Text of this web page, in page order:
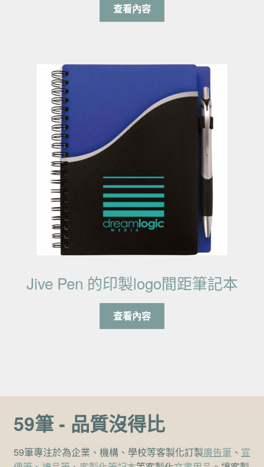
查看內容
Jive Pen 的印製logo間距筆記本
查看內容
59筆 - 品質沒得比
59筆專注於為企業、機構、學校等客製化訂製廣告筆、 宣